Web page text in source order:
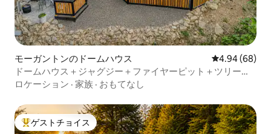
モーガントンのドームハウス レビュー68件
4.94 (68)
ドームハウス＋ジャグジー＋ファイヤーピット＋ツリーハ
ウスの雰囲気
ロケーション · 家族 · おもてなし
大好評のゲストチョイスです。
ゲストチョイス